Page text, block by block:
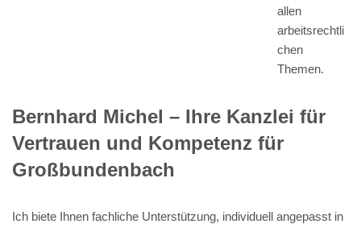
allen
arbeitsrechtli
chen
Themen.
Bernhard Michel – Ihre Kanzlei für
Vertrauen und Kompetenz für
Großbundenbach
Ich biete Ihnen fachliche Unterstützung, individuell angepasst in